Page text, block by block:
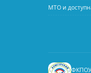
МТО и
ФКПОУ